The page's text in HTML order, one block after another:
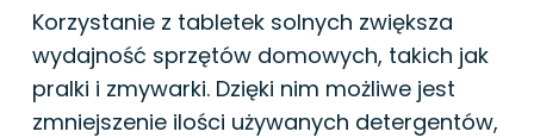
Korzystanie z tabletek solnych zwiększa
wydajność sprzętów domowych, takich jak
pralki i zmywarki. Dzięki nim możliwe jest
zmniejszenie ilości używanych detergentów,